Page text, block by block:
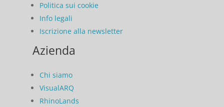
Politica sui cookie
Info legali
Iscrizione alla newsletter
Azienda
Chi siamo
VisualARQ
RhinoLands